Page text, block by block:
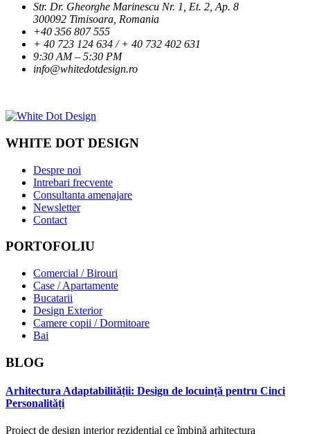
Str. Dr. Gheorghe Marinescu Nr. 1, Et. 2, Ap. 8
300092 Timisoara, Romania
+40 356 807 555
+ 40 723 124 634 / + 40 732 402 631
9:30 AM – 5:30 PM
info@whitedotdesign.ro
WHITE DOT DESIGN
Despre noi
Intrebari frecvente
Consultanta amenajare
Newsletter
Contact
PORTOFOLIU
Comercial / Birouri
Case / Apartamente
Bucatarii
Design Exterior
Camere copii / Dormitoare
Bai
BLOG
Arhitectura Adaptabilității: Design de locuință pentru Cinci
Personalități
Proiect de design interior rezidențial ce îmbină arhitectura